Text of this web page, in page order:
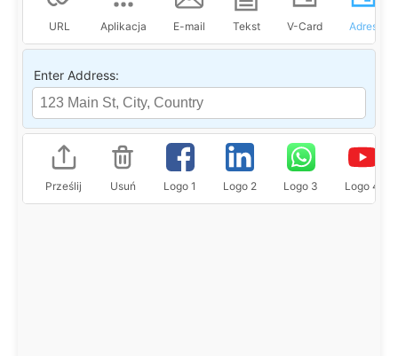
URL Aplikacja E-mail Tekst V-Card Adres
Enter Address:
Prześlij Usuń Logo 1 Logo 2 Logo 3 Logo 4